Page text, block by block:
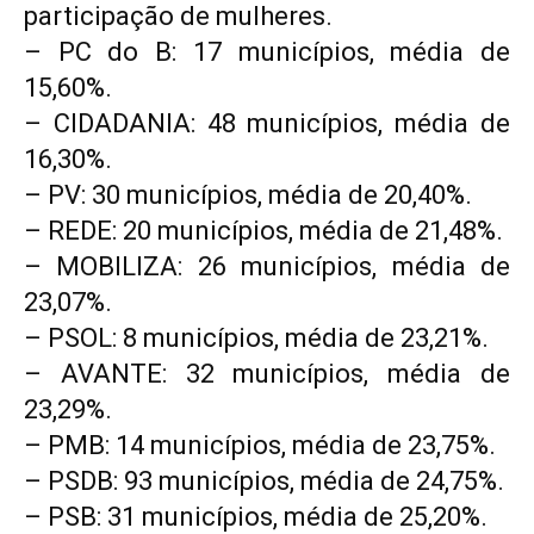
participação de mulheres.
– PC do B: 17 municípios, média de
15,60%.
– CIDADANIA: 48 municípios, média de
16,30%.
– PV: 30 municípios, média de 20,40%.
– REDE: 20 municípios, média de 21,48%.
– MOBILIZA: 26 municípios, média de
23,07%.
– PSOL: 8 municípios, média de 23,21%.
– AVANTE: 32 municípios, média de
23,29%.
– PMB: 14 municípios, média de 23,75%.
– PSDB: 93 municípios, média de 24,75%.
– PSB: 31 municípios, média de 25,20%.